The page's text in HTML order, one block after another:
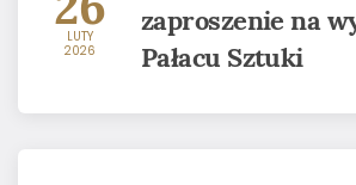
LUTY
2026
zaproszenie na
Pałacu Sztuki